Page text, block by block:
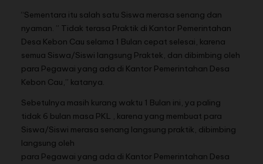
“Sementara itu salah satu Siswa merasa senang dan
nyaman. ” Tidak terasa Praktik di Kantor Pemerintahan
Desa Kebon Cau selama 1 Bulan cepat selesai, karena
semua Siswa/Siswi langsung Praktek, dan dibimbing oleh
para Pegawai yang ada di Kantor Pemerintahan Desa
Kebon Cau,” katanya.
Sebetulnya masih kurang waktu 1 Bulan ini, ya paling
tidak 6 bulan masa PKL , karena yang membuat para
Siswa/Siswi merasa senang langsung praktik, dibimbing
langsung oleh
para Pegawai yang ada di Kantor Pemerintahan Desa